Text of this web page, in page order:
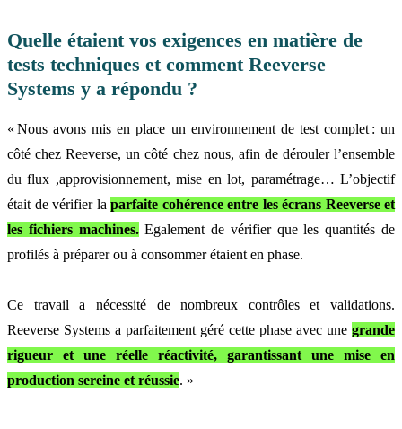
Quelle étaient vos exigences en matière de
tests techniques et comment Reeverse
Systems y a répondu ?
« Nous avons mis en place un environnement de test complet : un
côté chez Reeverse, un côté chez nous, afin de dérouler l’ensemble
du flux ,approvisionnement, mise en lot, paramétrage… L’objectif
était de vérifier la parfaite cohérence entre les écrans Reeverse et
les fichiers machines.Egalement de vérifier que les quantités de
profilés à préparer ou à consommer étaient en phase.
Ce travail a nécessité de nombreux contrôles et validations.
Reeverse Systems a parfaitement géré cette phase avec une grande
rigueur et une réelle réactivité, garantissant une mise en
production sereine et réussie. »